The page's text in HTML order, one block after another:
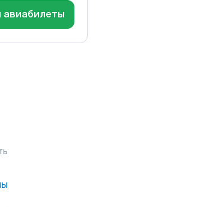
авиабилеты